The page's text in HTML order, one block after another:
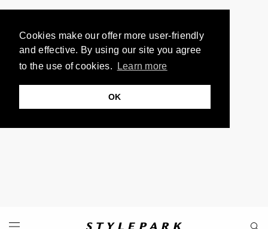
Cookies make our offer more user-friendly
and effective. By using our site you agree
to the use of cookies.
Learn more
OK